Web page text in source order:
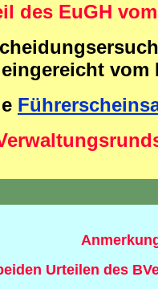
des EuGH vom
eingereicht vom
Urteilen des